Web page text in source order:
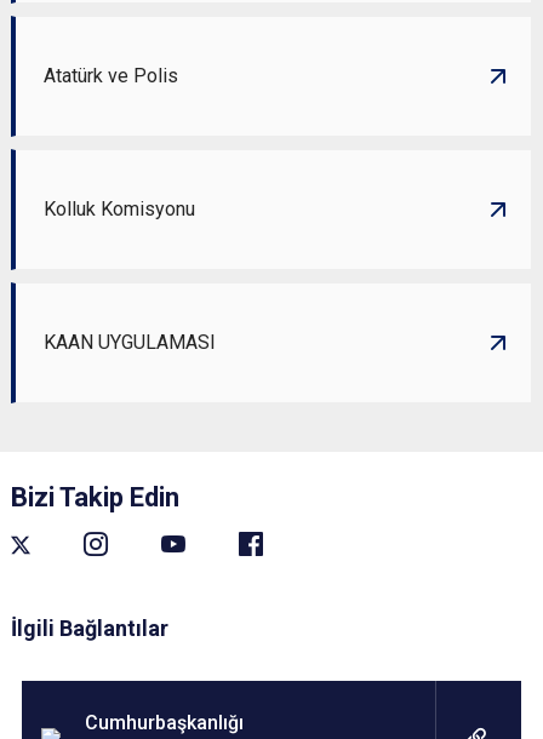
Atatürk ve Polis
Kolluk Komisyonu
KAAN UYGULAMASI
Bizi Takip Edin
İlgili Bağlantılar
Cumhurbaşkanlığı